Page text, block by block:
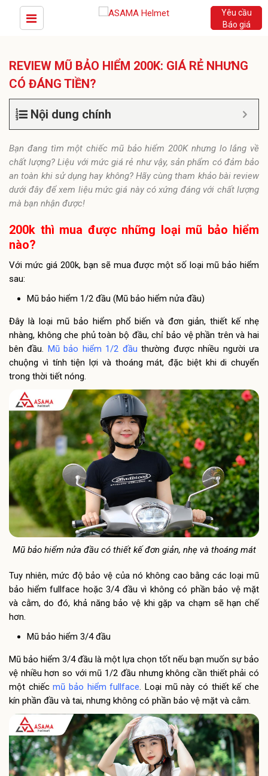
Yêu cầu
Báo giá
REVIEW MŨ BẢO HIỂM 200K: GIÁ RẺ NHƯNG
CÓ ĐÁNG TIỀN?
Nội dung chính
Bạn đang tìm một chiếc mũ bảo hiểm 200K nhưng lo lắng về
chất lượng? Liệu với mức giá rẻ như vậy, sản phẩm có đảm bảo
an toàn khi sử dụng hay không? Hãy cùng tham khảo bài review
dưới đây để xem liệu mức giá này có xứng đáng với chất lượng
mà bạn nhận được!
200k thì mua được những loại mũ bảo hiểm
nào?
Với mức giá 200k, bạn sẽ mua được một số loại mũ bảo hiểm
sau:
Mũ bảo hiểm 1/2 đầu (Mũ bảo hiểm nửa đầu)
Đây là loại mũ bảo hiểm phổ biến và đơn giản, thiết kế nhẹ
nhàng, không che phủ toàn bộ đầu, chỉ bảo vệ phần trên và hai
bên đầu. Mũ bảo hiểm 1/2 đầu thường được nhiều người ưa
chuộng vì tính tiện lợi và thoáng mát, đặc biệt khi di chuyển
trong thời tiết nóng.
Mũ bảo hiểm nửa đầu có thiết kế đơn giản, nhẹ và thoáng mát
Tuy nhiên, mức độ bảo vệ của nó không cao bằng các loại mũ
bảo hiểm fullface hoặc 3/4 đầu vì không có phần bảo vệ mặt
và cằm, do đó, khả năng bảo vệ khi gặp va chạm sẽ hạn chế
hơn.
Mũ bảo hiểm 3/4 đầu
Mũ bảo hiểm 3/4 đầu là một lựa chọn tốt nếu bạn muốn sự bảo
vệ nhiều hơn so với mũ 1/2 đầu nhưng không cần thiết phải có
một chiếcmũ bảo hiểm fullface. Loại mũ này có thiết kế che
kín phần đầu và tai, nhưng không có phần bảo vệ mặt và cằm.